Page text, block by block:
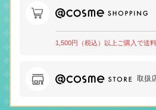
1,500円（税込）以上ご購入で送
取扱